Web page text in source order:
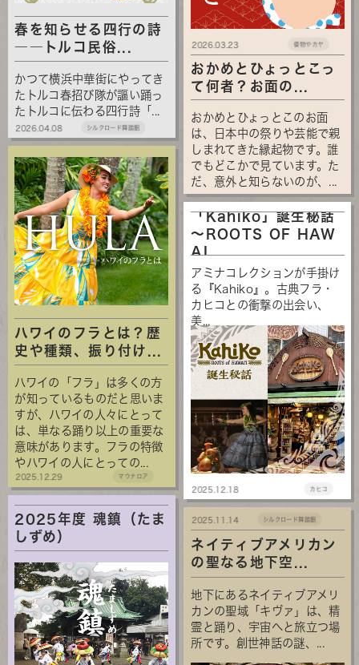
春を知らせる四行の詩
――トルコ民俗...
かつて横浜中華街にやってき
たトルコ春招び隊が謳い踊っ
たトルコに伝わる四行詩「...
2026.04.08 シルクロード舞踏館
おかめとひょっとこっ
て何者？お面の...
おかめとひょっとこのお面
は、日本中の祭りや芸能で親
しまれてきた縁起物です。誰
でもどこかで見ています。た
だ、意外と知らないのが、...
2026.03.23 倭物やカヤ
ハワイのフラとは？歴
史や種類、振り付け...
ハワイの「フラ」は多くの方
が知っているものだと思いま
すが、ハワイの人々にとって
は、単なる踊り以上の重要な
意味があります。フラの特徴
やハワイの人にとっての...
2025.12.29 マウナロア
「Kahiko」誕生秘話
～ROOTS OF HAW
AI...
アミナコレクションが手掛け
る『Kahiko』。古典フラ・
カヒコとの衝撃の出会い、
美...
2025.12.18 カヒコ
2025年度 魂鎮（たま
しずめ）
ネイティブアメリカン
の聖なる地下空...
地下にあるネイティブアメリ
カンの聖域「キヴァ」は、精
霊と踊り、宇宙へと旅立つ場
所です。創世神話の謎、...
2025.11.14 シルクロード舞踏館